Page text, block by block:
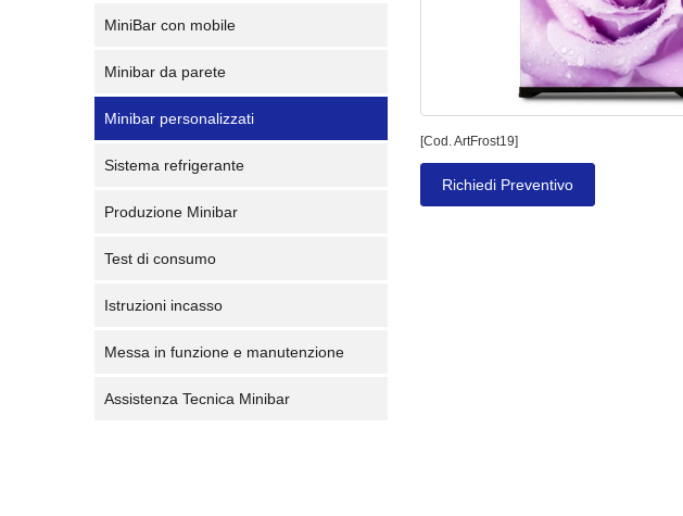
MiniBar con mobile
Minibar da parete
Minibar personalizzati
Sistema refrigerante
Produzione Minibar
Test di consumo
Istruzioni incasso
Messa in funzione e manutenzione
Assistenza Tecnica Minibar
[Cod. ArtFrost19]
Richiedi Preventivo